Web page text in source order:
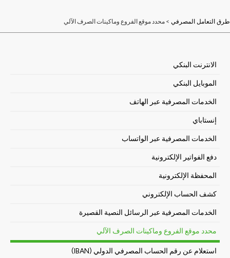
طرق التعامل المصرفي > محدد موقع الفروع وماكينات الصرف الآلي
الانترنت البنكي
الموبايل البنكي
الخدمات المصرفية عبر الهاتف
إنستاباي
الخدمات المصرفية عبر الواتساب
دفع الفواتير الإلكترونية
المحفظة الإلكترونية
كشف الحساب الإلكتروني
الخدمات المصرفية عبر الرسائل النصية القصيرة
محدد موقع الفروع وماكينات الصرف الآلي
استعلام عن رقم الحساب المصرفي الدولي (IBAN)